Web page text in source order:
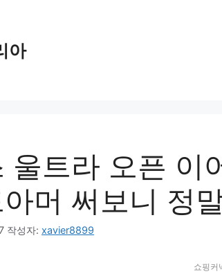
아
울트라 오픈 이
머 써보니 정
작성자: xavier8899
쇼핑커